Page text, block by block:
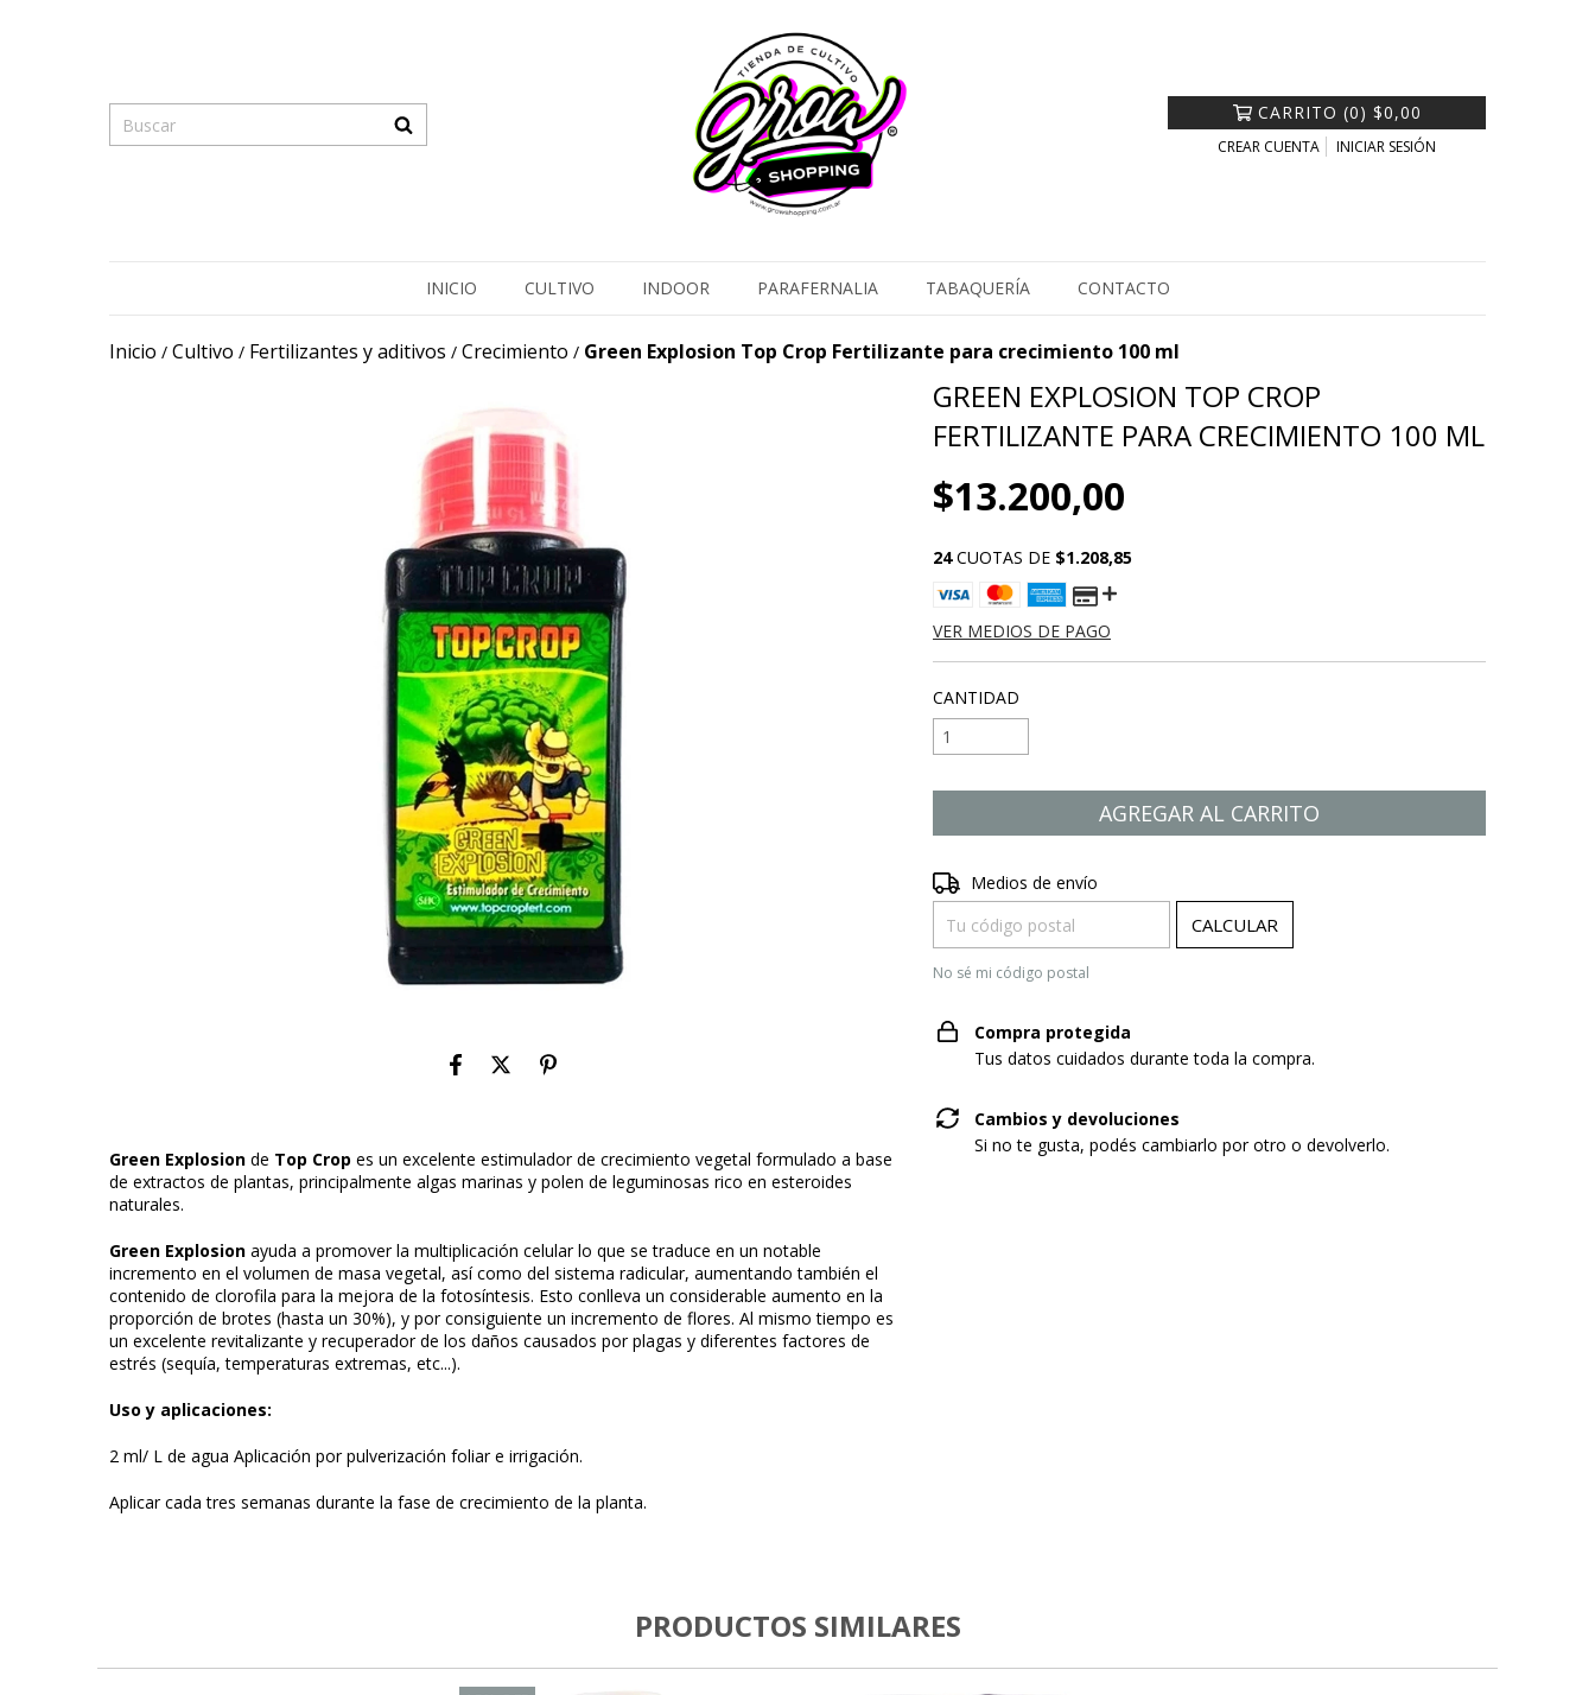
CARRITO (0) $0,00
CREAR CUENTA INICIAR SESIÓN
INICIO CULTIVO INDOOR PARAFERNALIA TABAQUERÍA CONTACTO
Inicio / Cultivo / Fertilizantes y aditivos / Crecimiento / Green Explosion Top Crop Fertilizante para crecimiento 100 ml
Green Explosion de Top Crop es un excelente estimulador de crecimiento vegetal formulado a base
de extractos de plantas, principalmente algas marinas y polen de leguminosas rico en esteroides
naturales.
Green Explosion ayuda a promover la multiplicación celular lo que se traduce en un notable
incremento en el volumen de masa vegetal, así como del sistema radicular, aumentando también el
contenido de clorofila para la mejora de la fotosíntesis. Esto conlleva un considerable aumento en la
proporción de brotes (hasta un 30%), y por consiguiente un incremento de flores. Al mismo tiempo es
un excelente revitalizante y recuperador de los daños causados por plagas y diferentes factores de
estrés (sequía, temperaturas extremas, etc...).
Uso y aplicaciones:
2 ml/ L de agua Aplicación por pulverización foliar e irrigación.
Aplicar cada tres semanas durante la fase de crecimiento de la planta.
GREEN EXPLOSION TOP CROP
FERTILIZANTE PARA CRECIMIENTO 100 ML
$13.200,00
24 CUOTAS DE $1.208,85
VER MEDIOS DE PAGO
CANTIDAD
Entregas para el CP:
Medios de envío
CALCULAR
No sé mi código postal
Compra protegida
Tus datos cuidados durante toda la compra.
Cambios y devoluciones
Si no te gusta, podés cambiarlo por otro o devolverlo.
PRODUCTOS SIMILARES